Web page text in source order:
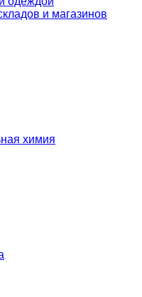
и магазинов
химия